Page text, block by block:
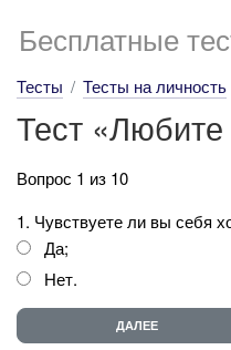
Бесплатные
Тесты Тесты на личность
Тест
Вопрос 1 из 10
1. Чувствуете ли вы себя
Да;
Нет.